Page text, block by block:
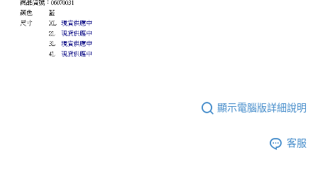
顯示電腦版詳細說明
客服